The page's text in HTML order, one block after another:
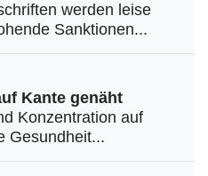
werden leise
Sanktionen...
Kante genäht
Konzentration auf
Gesundheit...